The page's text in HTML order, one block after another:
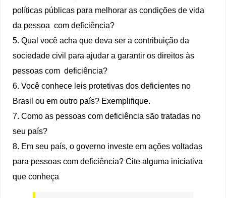
políticas públicas para melhorar as condições de vida
da pessoa com deficiência?
5. Qual você acha que deva ser a contribuição da
sociedade civil para ajudar a garantir os direitos às
pessoas com deficiência?
6. Você conhece leis protetivas dos deficientes no
Brasil ou em outro país? Exemplifique.
7. Como as pessoas com deficiência são tratadas no
seu país?
8. Em seu país, o governo investe em ações voltadas
para pessoas com deficiência? Cite alguma iniciativa
que conheça